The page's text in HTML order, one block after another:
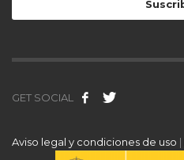
GET SOCIAL
Aviso legal y condiciones de uso |